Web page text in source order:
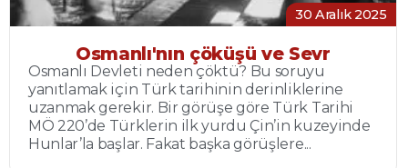
30 Aralık 2025
Osmanlı'nın çöküşü ve Sevr
Osmanlı Devleti neden çöktü? Bu soruyu
yanıtlamak için Türk tarihinin derinliklerine
uzanmak gerekir. Bir görüşe göre Türk Tarihi
MÖ 220’de Türklerin ilk yurdu Çin’in kuzeyinde
Hunlar’la başlar. Fakat başka görüşlere...